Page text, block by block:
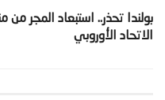
‫بولندا تحذر.. استبعاد المجر
الاتحاد الأوروبي‬